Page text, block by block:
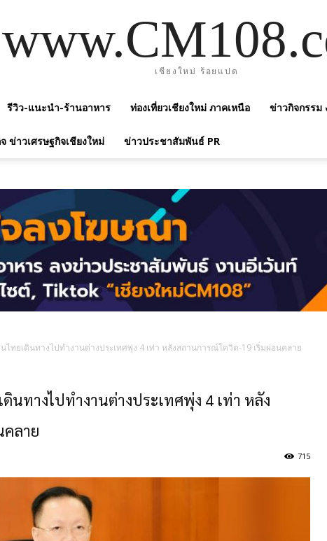
เชียงใหม่ ร้อยแปด
รีวิว-แนะนำ-ร้านอาหาร ท่องเที่ยวเชียงใหม่ ภาคเหนือ ข่าวกิจกรรม
ข่าวเศรษฐกิจเชียงใหม่ ข่าวประชาสัมพันธ์ PR
ไทยเดินทางไปทำงานต่างประเทศพุ่ง 4 เท่า หลังสถานการณ์โควิด-19 เริ่มผ่อนคลาย
นทางไปทำงานต่างประเทศพุ่ง 4 เท่า หลัง
คลาย
715